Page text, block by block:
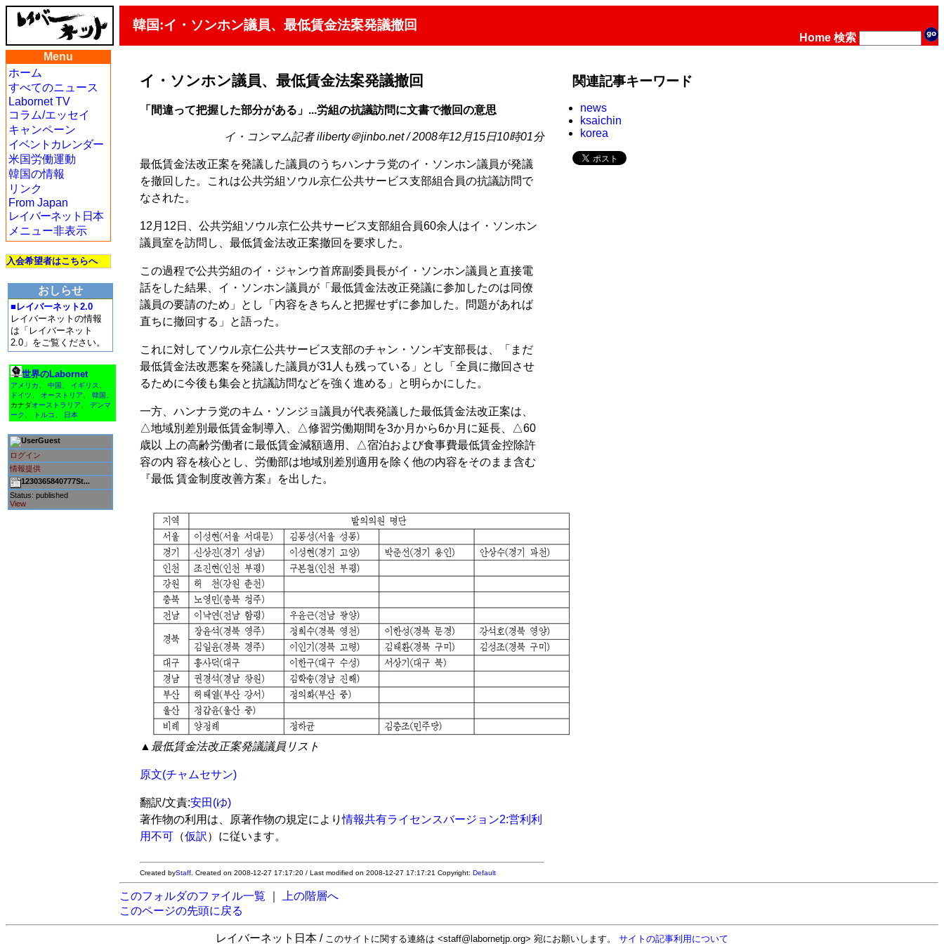
韓国:イ・ソンホン議員、最低賃金法案発議撤回
Home 検索
Menu
ホーム
すべてのニュース
Labornet TV
コラム/エッセイ
キャンペーン
イベントカレンダー
米国労働運動
韓国の情報
リンク
From Japan
レイバーネット日本
メニュー非表示
入会希望者はこちらへ
おしらせ
■レイバーネット2.0
レイバーネットの情報
は「レイバーネット
2.0」をご覧ください。
世界のLabornet
アメリカ 中国 イギリス
ドイツ
オーストリア 韓国
カナダオーストラリア
デンマ
ーク
トルコ 日本
Guest
ログイン
情報提供
1230365840777St...
Status: published
View
イ・ソンホン議員、最低賃金法案発議撤回
「間違って把握した部分がある」...労組の抗議訪問に文書で撤回の意思
イ・コンマム記者 iliberty＠jinbo.net / 2008年12月15日10時01分
最低賃金法改正案を発議した議員のうちハンナラ党のイ・ソンホン議員が発議
を撤回した。これは公共労組ソウル京仁公共サービス支部組合員の抗議訪問で
なされた。
12月12日、公共労組ソウル京仁公共サービス支部組合員60余人はイ・ソンホン
議員室を訪問し、最低賃金法改正案撤回を要求した。
この過程で公共労組のイ・ジャンウ首席副委員長がイ・ソンホン議員と直接電
話をした結果、イ・ソンホン議員が「最低賃金法改正発議に参加したのは同僚
議員の要請のため」とし「内容をきちんと把握せずに参加した。問題があれば
直ちに撤回する」と語った。
これに対してソウル京仁公共サービス支部のチャン・ソンギ支部長は、「まだ
最低賃金法改悪案を発議した議員が31人も残っている」とし「全員に撤回させ
るために今後も集会と抗議訪問などを強く進める」と明らかにした。
一方、ハンナラ党のキム・ソンジョ議員が代表発議した最低賃金法改正案は、
△地域別差別最低賃金制導入、△修習労働期間を3か月から6か月に延長、△60
歳以 上の高齢労働者に最低賃金減額適用、△宿泊および食事費最低賃金控除許
容の内 容を核心とし、労働部は地域別差別適用を除く他の内容をそのまま含む
『最低 賃金制度改善方案』を出した。
▲最低賃金法改正案発議議員リスト
原文(チャムセサン)
翻訳/文責:安田(ゆ)
著作物の利用は、原著作物の規定により情報共有ライセンスバージョン2:営利利
用不可 （仮訳 ）に従います。
Created byStaff . Created on 2008-12-27 17:17:20 / Last modified on 2008-12-27 17:17:21 Copyright:Default
関連記事キーワード
news
ksaichin
korea
このフォルダのファイル一覧
上の階層へ
このページの先頭に戻る
レイバーネット日本 / このサイトに関する連絡は <staff@labornetjp.org> 宛にお願いします。 サイトの記事利用について